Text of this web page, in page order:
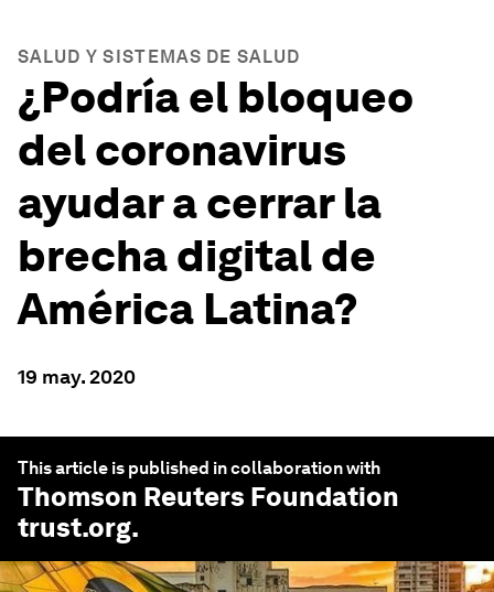
SALUD Y SISTEMAS DE SALUD
¿Podría el bloqueo
del coronavirus
ayudar a cerrar la
brecha digital de
América Latina?
19 may. 2020
This article is published in collaboration with
Thomson Reuters Foundation
trust.org.